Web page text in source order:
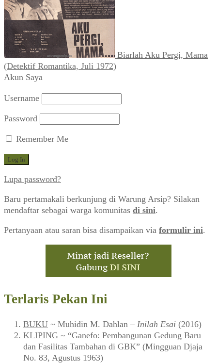
Biarlah Aku Pergi, Mama
(Detektif Romantika, Juli 1972)
Akun Saya
Username
Password
Remember Me
Lupa password?
Baru pertamakali berkunjung di Warung Arsip? Silakan
mendaftar sebagai warga komunitas di sini.
Pertanyaan atau saran bisa disampaikan via formulir ini.
Terlaris Pekan Ini
BUKU ~ Muhidin M. Dahlan – Inilah Esai (2016)
KLIPING ~ “Ganefo: Pembangunan Gedung Baru
dan Fasilitas Tambahan di GBK” (Mingguan Djaja
No. 83, Agustus 1963)